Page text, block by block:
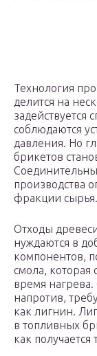
Технология
делится на
задействуется
соблюдаются
давления. Но
брикетов
производства
фракции сырья.
Отходы
нуждаются в
компонентов,
смола, которая
время
напротив,
как лигнин.
в топливных
как получается